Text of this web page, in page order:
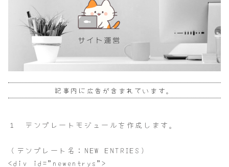
記事内に広告が含まれています。
１ テンプレートモジュールを作成します。
（テンプレート名：NEW ENTRIES）
<div id=”newentrys”>